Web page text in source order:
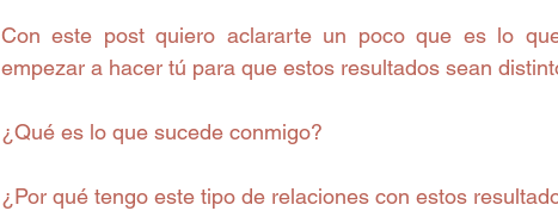
Con este post quiero aclararte un poco que es lo
empezar a hacer tú para que estos resultados sean
¿Qué es lo que sucede conmigo?
¿Por qué tengo este tipo de relaciones con estos